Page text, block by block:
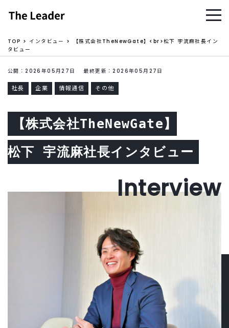
TOP インタビュー
【株式会社TheNewGate】<br>松下 宇流麻社長イン
タビュー
公開：2026年05月27日 最終更新：2026年05月27日
社長 企業 情報通信 その他
【株式会社TheNewGate】
松下 宇流麻社長インタビュー